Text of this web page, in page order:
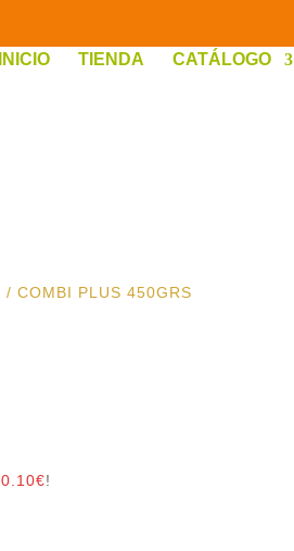
INICIO TIENDA CATÁLOGO
/ COMBI PLUS 450GRS
0.10€!